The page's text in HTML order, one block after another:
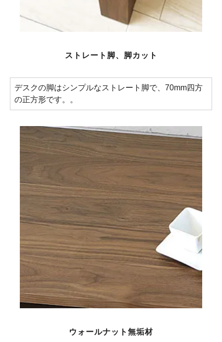
ストレート脚、脚カット
デスクの脚はシンプルなストレート脚で、70mm四方
の正方形です。。
ウォールナット無垢材